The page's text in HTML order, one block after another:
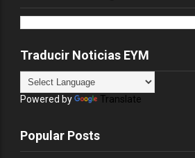
Traducir Noticias EYM
Powered by Translate
Popular Posts